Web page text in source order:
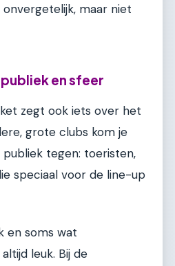
maar niet
en sfeer
zegt ook iets over het
grote clubs kom je
tegen: toeristen,
speciaal voor de line-up
en soms wat
leuk. Bij de